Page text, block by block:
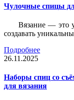
Чулочные спицы
Вязание — это
создавать
Подробнее
26.11.2025
Наборы спиц со
для вязания